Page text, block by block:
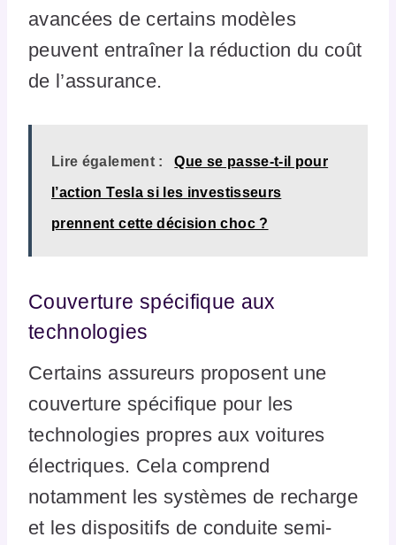
avancées de certains modèles
peuvent entraîner la réduction du coût
de l’assurance.
Lire également : Que se passe-t-il pour
l’action Tesla si les investisseurs
prennent cette décision choc ?
Couverture spécifique aux
technologies
Certains assureurs proposent une
couverture spécifique pour les
technologies propres aux voitures
électriques. Cela comprend
notamment les systèmes de recharge
et les dispositifs de conduite semi-